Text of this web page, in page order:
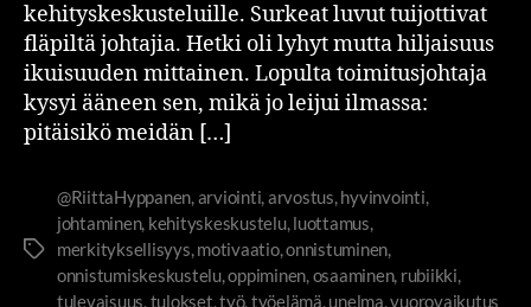
kehityskeskusteluille. Surkeat luvut tuijottivat
fläpiltä johtajia. Hetki oli lyhyt mutta hiljaisuus
ikuisuuden mittainen. Lopulta toimitusjohtaja
kysyi ääneen sen, mikä jo leijui ilmassa:
pitäisikö meidän […]
@RiittaHyppanen,arviointi,arvostus,hyvinvointi,
johtaminen, kehityskeskustelu,luottamus,
merkityksellisyys,motivaatio,onnistuminen,
onnistumiskeskustelu,oppiminen,osaaminen, rubiikki,
tulevaisuus,tulokset,työ,työelämä,unelma,vuorovaikutus